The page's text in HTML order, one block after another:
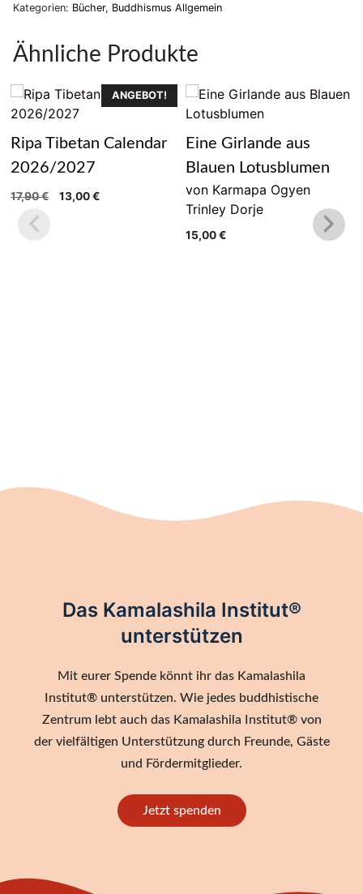
Kategorien: Bücher, Buddhismus Allgemein
Ähnliche Produkte
ANGEBOT!
Ripa Tibetan Calendar
2026/2027
17,90€
Ursprünglicher
13,00€Aktueller
Eine Girlande aus
Blauen Lotusblumen
von Karmapa Ogyen
Trinley Dorje
15,00€
Das Kamalashila Institut®
unterstützen
Mit eurer Spende könnt ihr das Kamalashila
Institut® unterstützen. Wie jedes buddhistische
Zentrum lebt auch das Kamalashila Institut® von
der vielfältigen Unterstützung durch Freunde, Gäste
und Fördermitglieder.
Jetzt spenden